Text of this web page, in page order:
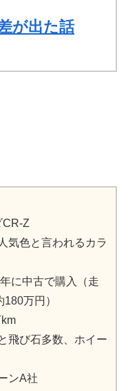
が出た話
CR-Z
気色と言われるカラ
に中古で購入（走
万円）
飛び石多数、ホイー
ンA社